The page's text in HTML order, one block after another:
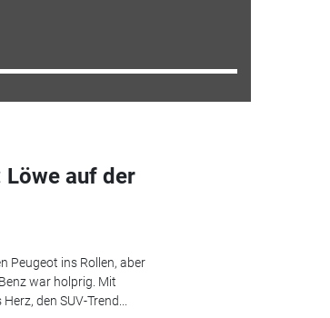
Löwe auf der
Peugeot ins Rollen, aber
war holprig. Mit
den SUV-Trend...